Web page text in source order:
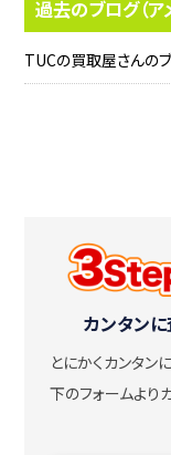
過去のブログ（ア
TUCの買取屋さんの
カンタン
とにかくカンタン
下のフォームより